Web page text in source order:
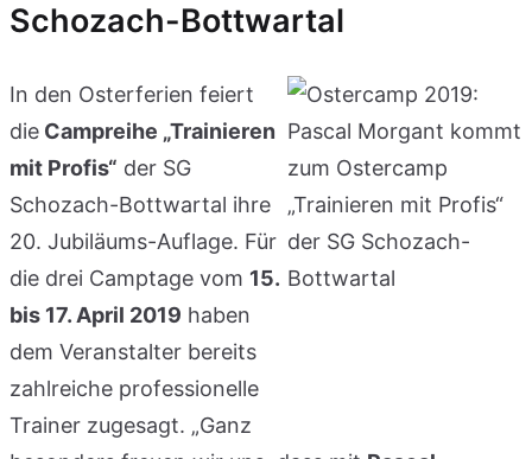
Schozach-Bottwartal
In den Osterferien feiert
die Campreihe „Trainieren
mit Profis“ der SG
Schozach-Bottwartal ihre
20. Jubiläums-Auflage. Für
die drei Camptage vom 15.
bis 17. April 2019 haben
dem Veranstalter bereits
zahlreiche professionelle
Trainer zugesagt. „Ganz